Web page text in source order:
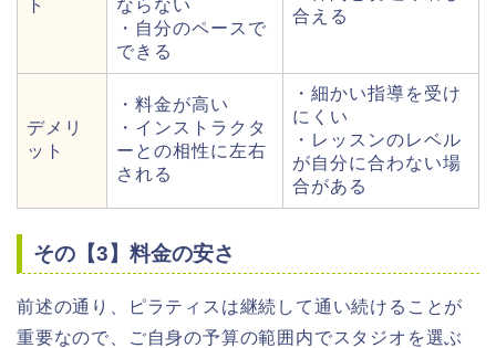
ト
ならない
・自分のペースで
できる
合える
デメリ
ット
・料金が高い
・インストラクタ
ーとの相性に左右
される
・細かい指導を受け
にくい
・レッスンのレベル
が自分に合わない場
合がある
その【3】料金の安さ
前述の通り、ピラティスは継続して通い続けることが
重要なので、ご自身の予算の範囲内でスタジオを選ぶ